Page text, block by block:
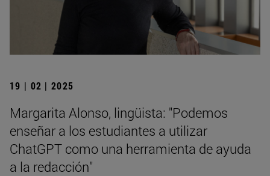
19 | 02 | 2025
Margarita Alonso, lingüista: "Podemos
enseñar a los estudiantes a utilizar
ChatGPT como una herramienta de ayuda
a la redacción"